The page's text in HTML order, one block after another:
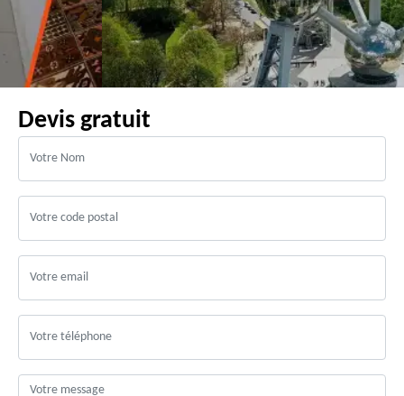
Devis gratuit